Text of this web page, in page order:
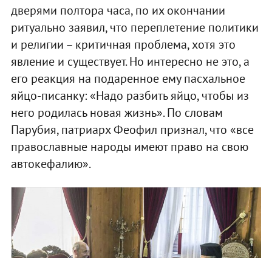
дверями полтора часа, по их окончании
ритуально заявил, что переплетение политики
и религии – критичная проблема, хотя это
явление и существует. Но интересно не это, а
его реакция на подаренное ему пасхальное
яйцо-писанку: «Надо разбить яйцо, чтобы из
него родилась новая жизнь». По словам
Парубия, патриарх Феофил признал, что «все
православные народы имеют право на свою
автокефалию».